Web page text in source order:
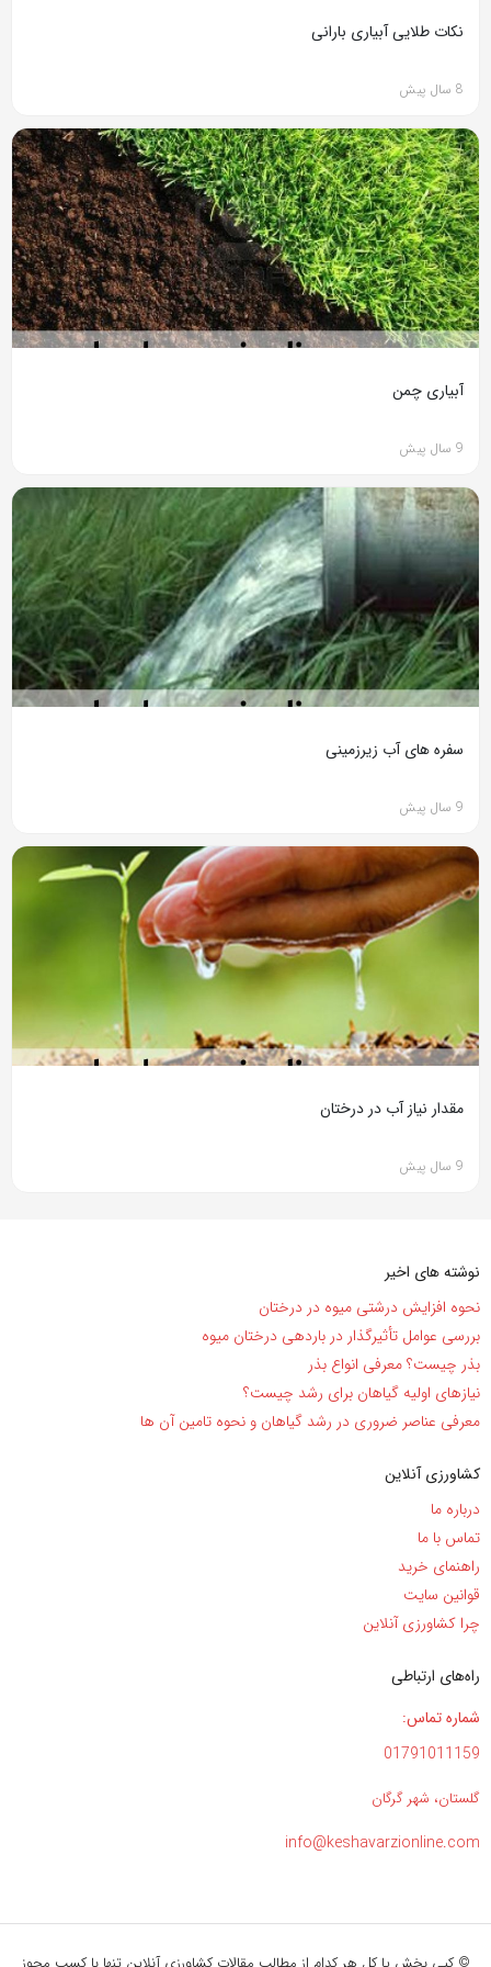
نکات طلایی آبیاری بارانی
8 سال پیش
آبیاری چمن
9 سال پیش
سفره های آب زیرزمینی
9 سال پیش
مقدار نیاز آب در درختان
9 سال پیش
نوشته های اخیر
نحوه افزایش درشتی میوه در درختان
بررسی عوامل تأثیرگذار در باردهی درختان میوه
بذر چیست؟ معرفی انواع بذر
نیاز‌های اولیه گیاهان برای رشد چیست؟
معرفی عناصر ضروری در رشد گیاهان و نحوه تامین آن ها
کشاورزی آنلاین
درباره ما
تماس با ما
راهنمای خرید
قوانین سایت
چرا کشاورزی آنلاین
راه‌های ارتباطی
شماره تماس:
01791011159
گلستان، شهر گرگان
info@keshavarzionline.com